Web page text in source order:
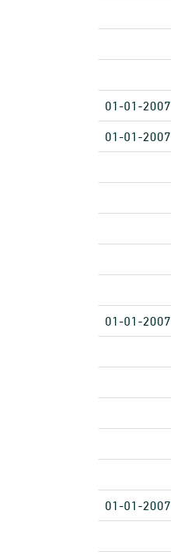
01-01-2007
01-01-2007
01-01-2007
01-01-2007